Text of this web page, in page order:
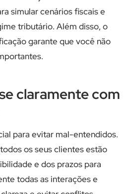
simular cenários fiscais e
tributário. Além disso, o
garante que você não
claramente com
para evitar mal-entendidos.
os seus clientes estão
e dos prazos para
todas as interações e